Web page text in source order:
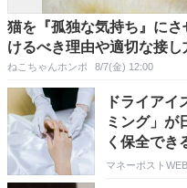
猫を『孤独な気持ち』に
けるべき理由や適切な接し
ねこちゃんホンポ 8/7(金) 12:00
ドライア
ミング」
く保全でき
のは15万～
マネーポストWEB